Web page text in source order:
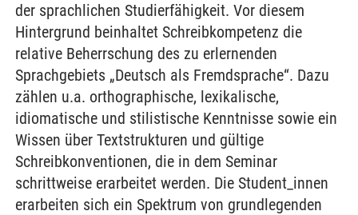
der sprachlichen Studierfähigkeit. Vor diesem
Hintergrund beinhaltet Schreibkompetenz die
relative Beherrschung des zu erlernenden
Sprachgebiets „Deutsch als Fremdsprache“. Dazu
zählen u.a. orthographische, lexikalische,
idiomatische und stilistische Kenntnisse sowie ein
Wissen über Textstrukturen und gültige
Schreibkonventionen, die in dem Seminar
schrittweise erarbeitet werden. Die Student_innen
erarbeiten sich ein Spektrum von grundlegenden